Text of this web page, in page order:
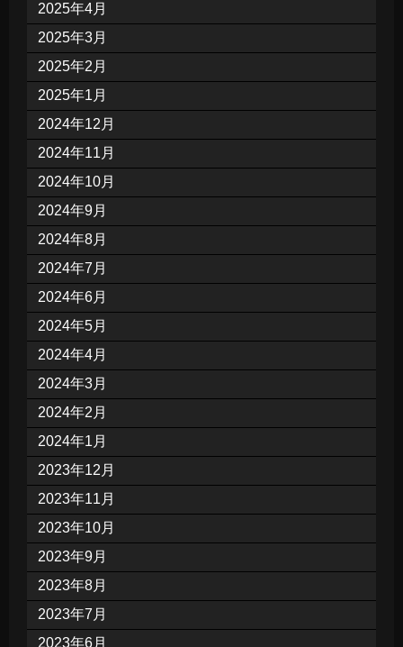
2025年4月
2025年3月
2025年2月
2025年1月
2024年12月
2024年11月
2024年10月
2024年9月
2024年8月
2024年7月
2024年6月
2024年5月
2024年4月
2024年3月
2024年2月
2024年1月
2023年12月
2023年11月
2023年10月
2023年9月
2023年8月
2023年7月
2023年6月